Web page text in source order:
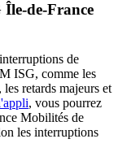
de-France
de
ISG, comme les
les retards majeurs et
, vous pourrez
Mobilités de
les interruptions